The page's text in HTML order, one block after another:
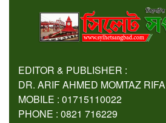
EDITOR & PUBLISHER :
DR. ARIF AHMED MOMTAZ RIFA
MOBILE : 01715110022
PHONE : 0821 716229